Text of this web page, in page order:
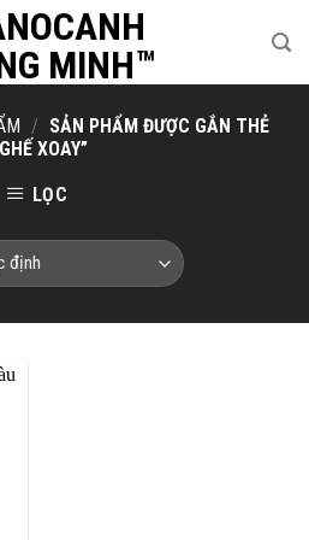
/ SẢN PHẨM ĐƯỢC GẮN THẺ
XOAY”
LỌC